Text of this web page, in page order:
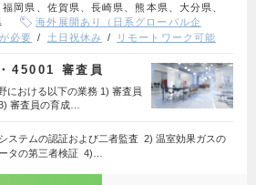
岡県、佐賀県、長崎県、熊本県、大分県、
海外展開あり（日系グローバル企
必要 土日祝休み リモートワーク可能
45001 審査員
における以下の業務 1) 審査員
審査員の育成…
ステムの認証および二者監査 2) 温室効果ガスの
タの第三者検証 4)…